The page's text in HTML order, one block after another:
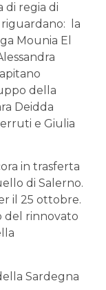
di regia di
la
Mounia El
della
Deidda
e Giulia
in trasferta
di Salerno.
il 25 ottobre.
del rinnovato
Sardegna